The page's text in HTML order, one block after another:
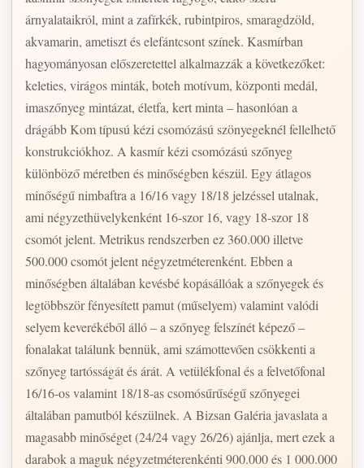
árnyalataikról, mint a zafírkék, rubintpiros, smaragdzöld,
akvamarin, ametiszt és elefántcsont színek. Kasmírban
hagyományosan előszeretettel alkalmazzák a következőket:
keleties, virágos minták, boteh motívum, központi medál,
imaszőnyeg mintázat, életfa, kert minta – hasonlóan a
drágább Kom típusú kézi csomózású szönyegeknél fellelhető
konstrukciókhoz. A kasmír kézi csomózású szőnyeg
különböző méretben és minőségben készül. Egy átlagos
minőségű nimbaftra a 16/16 vagy 18/18 jelzéssel utalnak,
ami négyzethüvelykenként 16-szor 16, vagy 18-szor 18
csomót jelent. Metrikus rendszerben ez 360.000 illetve
500.000 csomót jelent négyzetméterenként. Ebben a
minőségben általában kevésbé kopásállóak a szőnyegek és
legtöbbször fényesített pamut (műselyem) valamint valódi
selyem keverékéből álló – a szőnyeg felszínét képező –
fonalakat találunk bennük, ami számottevően csökkenti a
szőnyeg tartósságát és árát. A vetülékfonal és a felvetőfonal
16/16-os valamint 18/18-as csomósűrűségű szőnyegei
általában pamutból készülnek. A Bizsan Galéria javaslata a
magasabb minőséget (24/24 vagy 26/26) ajánlja, mert ezek a
darabok a maguk négyzetméterenkénti 900.000 és 1 000.000